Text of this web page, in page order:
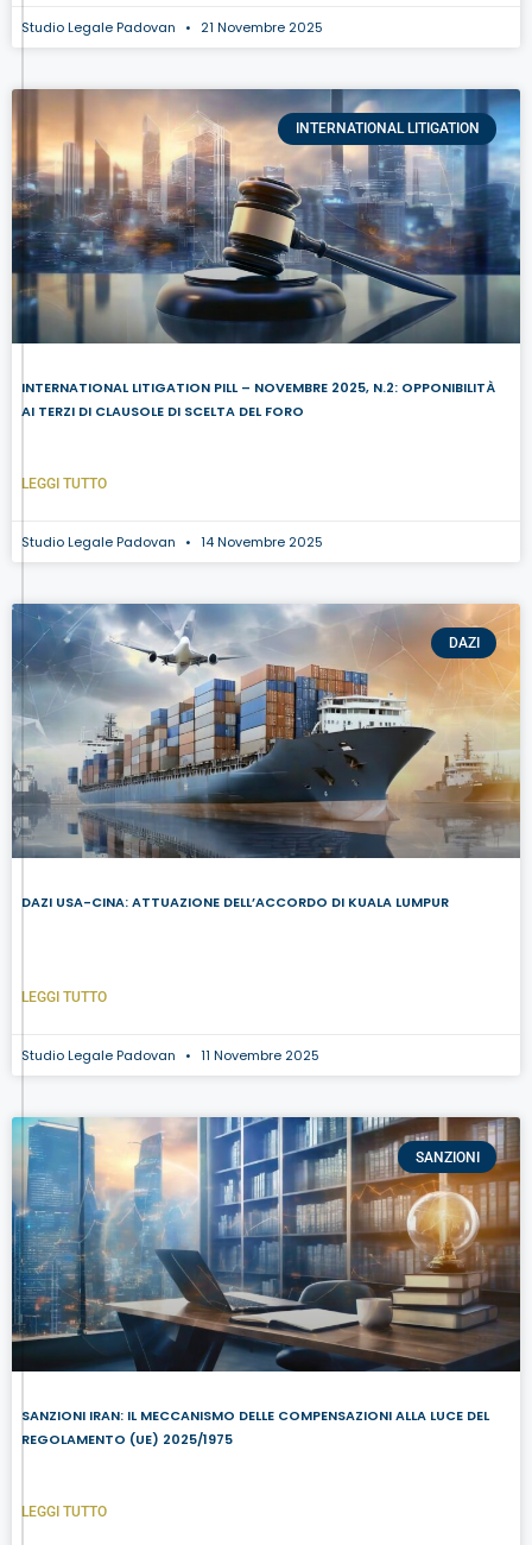
Studio Legale Padovan 21 Novembre 2025
INTERNATIONAL LITIGATION
INTERNATIONAL LITIGATION PILL – NOVEMBRE 2025, N.2: OPPONIBILITÀ
AI TERZI DI CLAUSOLE DI SCELTA DEL FORO
LEGGI TUTTO
Studio Legale Padovan 14 Novembre 2025
DAZI
DAZI USA-CINA: ATTUAZIONE DELL’ACCORDO DI KUALA LUMPUR
LEGGI TUTTO
Studio Legale Padovan 11 Novembre 2025
SANZIONI
SANZIONI IRAN: IL MECCANISMO DELLE COMPENSAZIONI ALLA LUCE DEL
REGOLAMENTO (UE) 2025/1975
LEGGI TUTTO